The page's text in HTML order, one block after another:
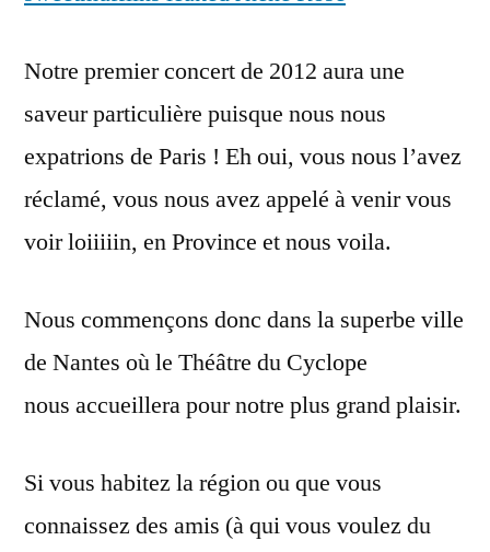
Notre premier concert de 2012 aura une
saveur particulière puisque nous nous
expatrions de Paris ! Eh oui, vous nous l’avez
réclamé, vous nous avez appelé à venir vous
voir loiiiiin, en Province et nous voila.
Nous commençons donc dans la superbe ville
de Nantes où le Théâtre du Cyclope
nous accueillera pour notre plus grand plaisir.
Si vous habitez la région ou que vous
connaissez des amis (à qui vous voulez du